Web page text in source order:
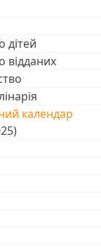
дітей
відданих
календар